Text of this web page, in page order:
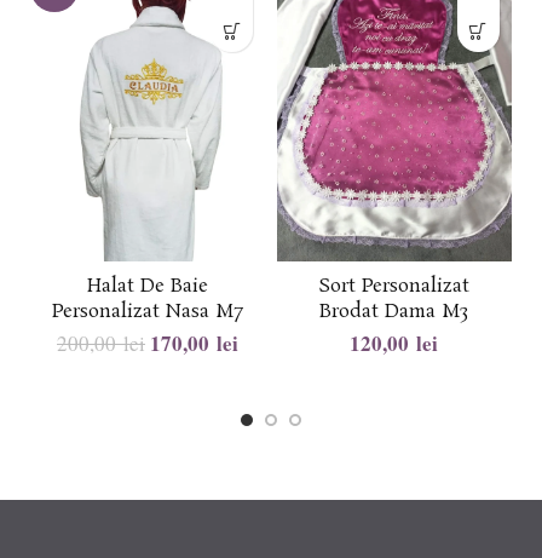
Halat De Baie
Personalizat Nasa M7
200,00lei 170,00 lei
Sort Personalizat
Brodat Dama M3
lei